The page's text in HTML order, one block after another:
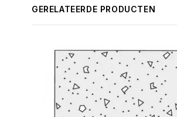
GERELATEERDE PRODUCTEN